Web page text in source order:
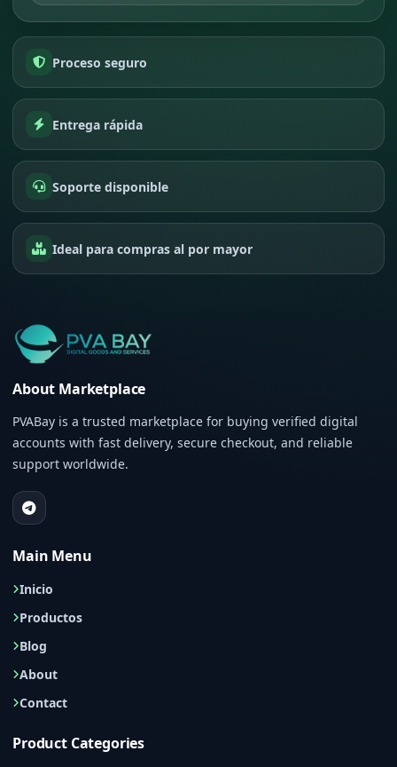
Proceso seguro
Entrega rápida
Soporte disponible
Ideal para compras al por mayor
About Marketplace
PVABay is a trusted marketplace for buying verified digital
accounts with fast delivery, secure checkout, and reliable
support worldwide.
Main Menu
Inicio
Productos
Blog
About
Contact
Product Categories